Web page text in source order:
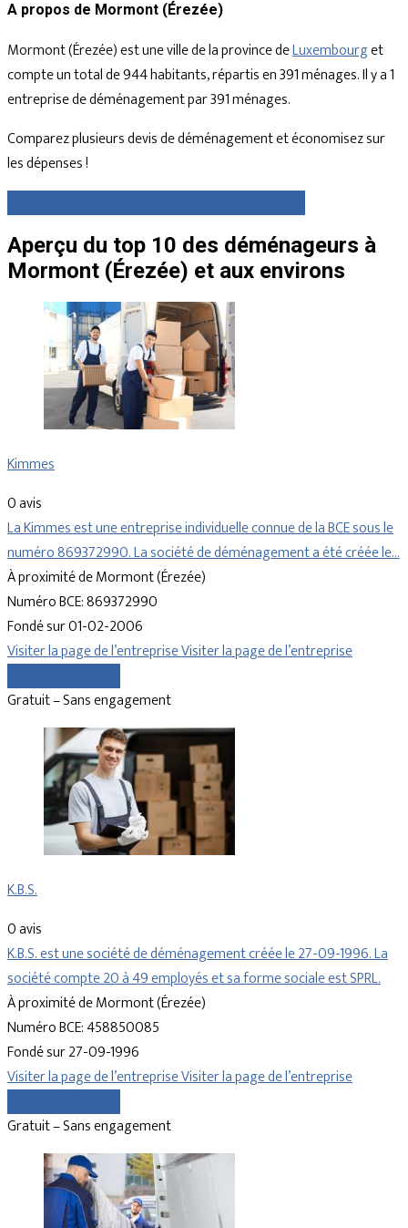
A propos de Mormont (Érezée)
Mormont (Érezée) est une ville de la province deLuxembourget
compte un total de 944 habitants, répartis en 391 ménages. Il y a 1
entreprise de déménagement par 391 ménages.
Comparez plusieurs devis de déménagement et économisez sur
les dépenses !
Aperçu du top 10 des déménageurs à
Mormont (Érezée) et aux environs
Kimmes
0 avis
La Kimmes est une entreprise individuelle connue de la BCE sous le
numéro 869372990. La société de déménagement a été créée le…
À proximité de Mormont (Érezée)
Numéro BCE: 869372990
Fondé sur 01-02-2006
Visiter la page de l’entrepriseVisiter la page de l’entreprise
Gratuit – Sans engagement
K.B.S.
0 avis
K.B.S. est une société de déménagement créée le 27-09-1996. La
société compte 20 à 49 employés et sa forme sociale est SPRL.
À proximité de Mormont (Érezée)
Numéro BCE: 458850085
Fondé sur 27-09-1996
Visiter la page de l’entrepriseVisiter la page de l’entreprise
Gratuit – Sans engagement